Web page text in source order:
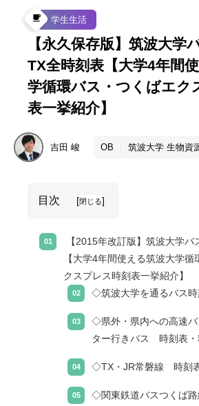
local_cafe 学生生活
【永久保存版】筑波大学
TX全時刻表【大学4年間
学循環バス・つくばエク
表一挙紹介】
吉田 峻 OB 筑波大学 生物資
目次 [閉じる]
【2015年改訂版】筑波大学バ
【大学4年間使える筑波大学
クスプレス時刻表一挙紹介】
◇筑波大学を通るバス時
◇県外・県内への高速バ
ター行きバス 時刻表・
◇TX・JR常磐線 時刻
◇関東鉄道バスつくば路